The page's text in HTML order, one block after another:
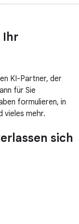
Ihr
KI-Partner, der
für Sie
formulieren, in
vieles mehr.
sich